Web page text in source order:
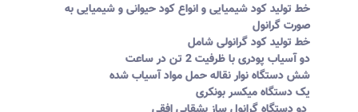
خط تولید کود شیمیایی و انواع کود حیوانی و شیمیایی به
صورت گرانول
خط تولید کود گرانولی شامل
دو آسیاب پودری با ظرفیت 2 تن در ساعت
شش دستگاه نوار نقاله حمل مواد آسیاب شده
یک دستگاه میکسر بونکری